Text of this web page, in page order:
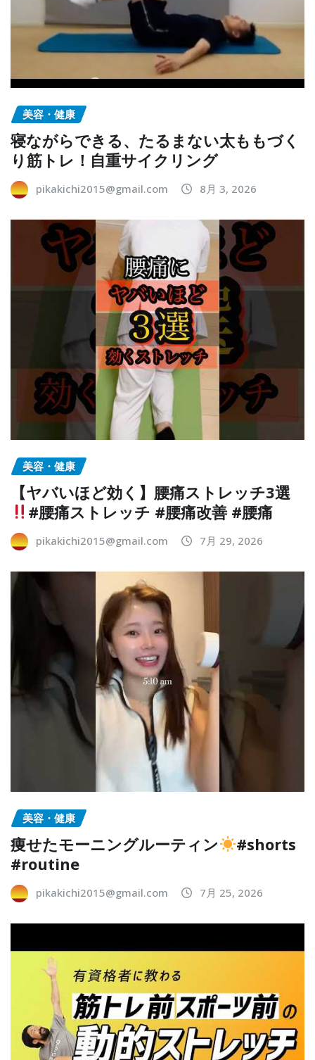
美容・健康
寝ながらできる、たるまない太ももづく
り筋トレ！自重サイクリング
pikakichi2015@gmail.com 8月 3, 2026
美容・健康
【ヤバいほど効く】腰痛ストレッチ3選
#腰痛ストレッチ #腰痛改善 #腰痛
pikakichi2015@gmail.com 7月 29, 2026
美容・健康
痩せたモーニングルーティン
#shorts
#routine
pikakichi2015@gmail.com 7月 25, 2026